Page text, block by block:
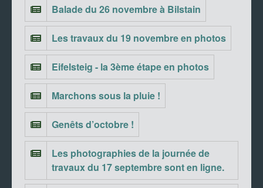
Balade du 26 novembre à Bilstain
Les travaux du 19 novembre en photos
Eifelsteig - la 3ème étape en photos
Marchons sous la pluie !
Genêts d’octobre !
Les photographies de la journée de
travaux du 17 septembre sont en ligne.